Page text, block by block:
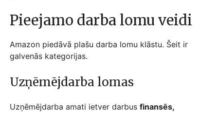
Pieejamo darba lomu veidi
Amazon piedāvā plašu darba lomu klāstu. Šeit ir
galvenās kategorijas.
Uzņēmējdarba lomas
Uzņēmējdarba amati ietver darbus finansēs,